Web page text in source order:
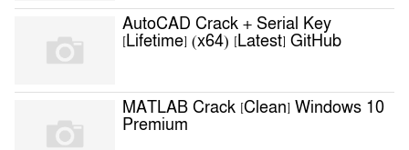
AutoCAD Crack + Serial Key
[Lifetime] (x64) [Latest] GitHub
MATLAB Crack [Clean] Windows 10
Premium